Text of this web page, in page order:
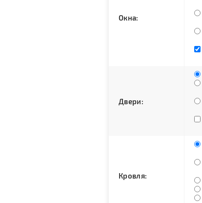
Окна:
Двери:
Кровля: